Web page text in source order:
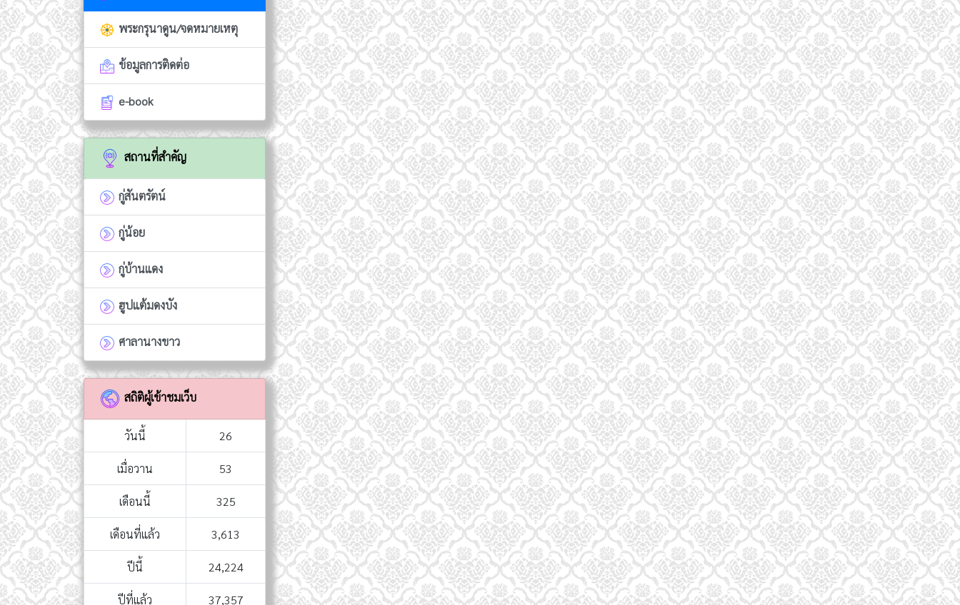
พระกรุนาดูน/จดหมายเหตุ
ข้อมูลการติดต่อ
e-book
สถานที่สำคัญ
กู่สันตรัตน์
กู่น้อย
กู่บ้านแดง
ฮูปแต้มดงบัง
ศาลานางขาว
สถิติผู้เข้าชมเว็บ
วันนี้ 26
เมื่อวาน 53
เดือนนี้ 325
เดือนที่แล้ว 3,613
ปีนี้ 24,224
ปีที่แล้ว 37,357